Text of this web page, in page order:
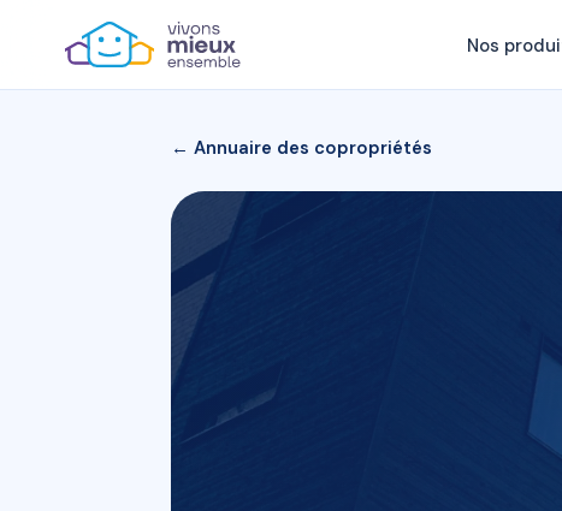
Nos
← Annuaire des copropriétés